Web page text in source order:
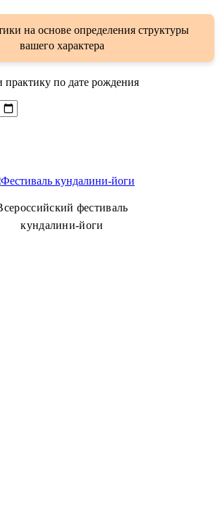
на основе определения структуры
вашего характера
практику по дате рождения
фестиваль
кундалини-йоги